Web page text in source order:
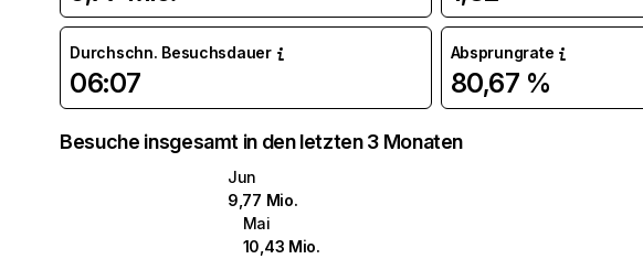
Durchschn. Besuchsdauer
06:07
Absprungrate
80,67 %
Besuche insgesamt in den letzten 3 Monaten
Jun
9,77 Mio.
Mai
10,43 Mio.